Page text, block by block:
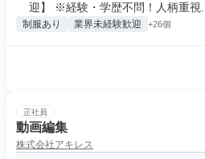
迎】 ※経験・学歴不問！人柄重視...
制服あり 業界未経験歓迎 +26個
正社員
動画編集
株式会社アキレス